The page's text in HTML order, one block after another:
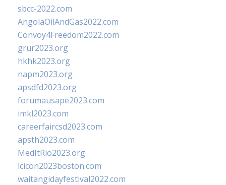
sbcc-2022.com
AngolaOilAndGas2022.com
Convoy4Freedom2022.com
grur2023.org
hkhk2023.org
napm2023.org
apsdfd2023.org
forumausape2023.com
imkl2023.com
careerfaircsd2023.com
apsth2023.com
MedItRio2023.org
lcicon2023boston.com
waitangidayfestival2022.com